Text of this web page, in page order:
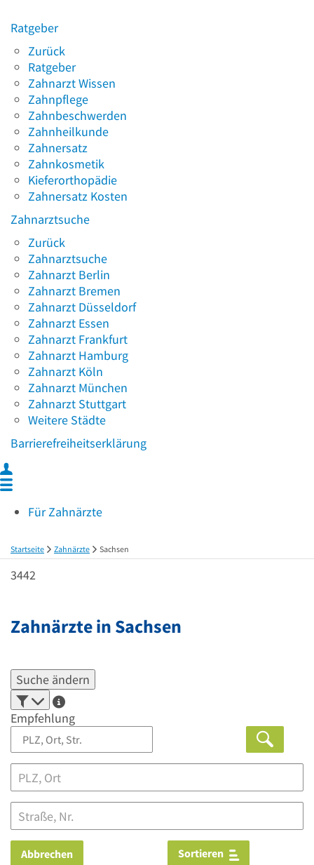
Ratgeber
Zurück
Ratgeber
Zahnarzt Wissen
Zahnpflege
Zahnbeschwerden
Zahnheilkunde
Zahnersatz
Zahnkosmetik
Kieferorthopädie
Zahnersatz Kosten
Zahnarztsuche
Zurück
Zahnarztsuche
Zahnarzt Berlin
Zahnarzt Bremen
Zahnarzt Düsseldorf
Zahnarzt Essen
Zahnarzt Frankfurt
Zahnarzt Hamburg
Zahnarzt Köln
Zahnarzt München
Zahnarzt Stuttgart
Weitere Städte
Barrierefreiheitserklärung
Für Zahnärzte
Startseite Zahnärzte Sachsen
3442
Zahnärzte in Sachsen
Suche ändern
Empfehlung
Abbrechen Sortieren